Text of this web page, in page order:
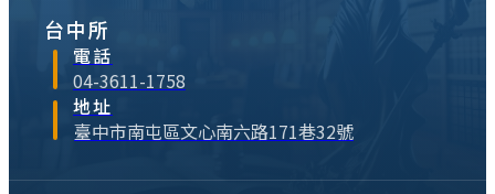
台中所
電話
04-3611-1758
地址
臺中市南屯區文心南六路171巷32號